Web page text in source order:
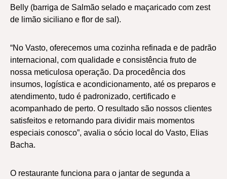
Belly (barriga de Salmão selado e maçaricado com zest
de limão siciliano e flor de sal).
“No Vasto, oferecemos uma cozinha refinada e de padrão
internacional, com qualidade e consistência fruto de
nossa meticulosa operação. Da procedência dos
insumos, logística e acondicionamento, até os preparos e
atendimento, tudo é padronizado, certificado e
acompanhado de perto. O resultado são nossos clientes
satisfeitos e retornando para dividir mais momentos
especiais conosco”, avalia o sócio local do Vasto, Elias
Bacha.
O restaurante funciona para o jantar de segunda a